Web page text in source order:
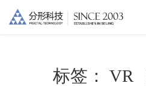
标签： VR